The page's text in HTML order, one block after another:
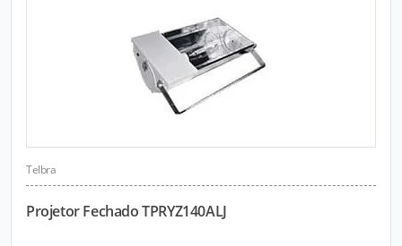
Telbra
Projetor Fechado TPRYZ140ALJ